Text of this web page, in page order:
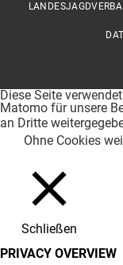
Diese Seite
Matomo für unsere
an Dritte
Ohne Cookies
Schließen
PRIVACY OVERVIEW